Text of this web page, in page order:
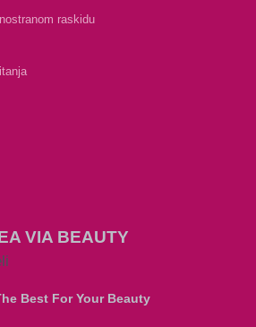
raskidu
VIA BEAUTY
Best For Your Beauty